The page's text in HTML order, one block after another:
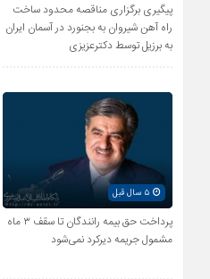
پیگیری برگزاری مناقصه محدود ساخت
راه آهن شیروان به بجنورد در آسمان ایران
به برزیل توسط دکترعزیزی
۵ سال قبل
پرداخت حق بیمه رانندگان تا سقف ۳ ماه
مشمول جریمه دیرکرد نمی‌شود